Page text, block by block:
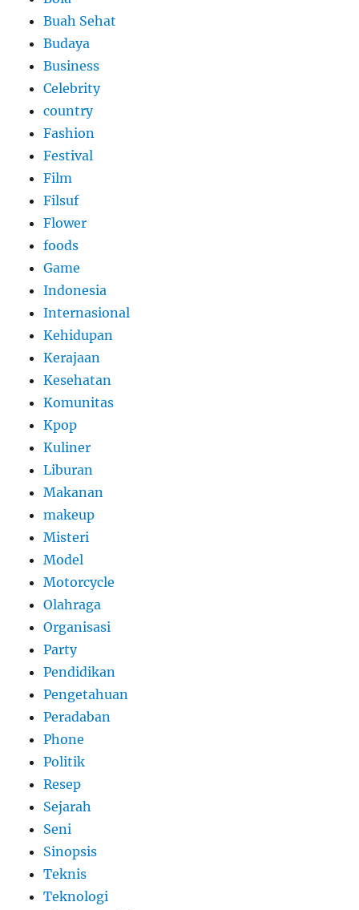
Buah Sehat
Budaya
Business
Celebrity
country
Fashion
Festival
Film
Filsuf
Flower
foods
Game
Indonesia
Internasional
Kehidupan
Kerajaan
Kesehatan
Komunitas
Kpop
Kuliner
Liburan
Makanan
makeup
Misteri
Model
Motorcycle
Olahraga
Organisasi
Party
Pendidikan
Pengetahuan
Peradaban
Phone
Politik
Resep
Sejarah
Seni
Sinopsis
Teknis
Teknologi